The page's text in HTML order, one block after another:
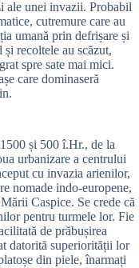
ale unei invazii. Probabil
cutremure care au
umană prin defrișare și
recoltele au scăzut,
spre sate mai mici.
care dominaseră
și 500 î.Hr., de la
urbanizare a centrului
cu invazia arienilor,
nomade indo-europene,
Caspice. Se crede că
pentru turmele lor. Fie
de prăbușirea
datorită superiorității lor
din piele, înarmați